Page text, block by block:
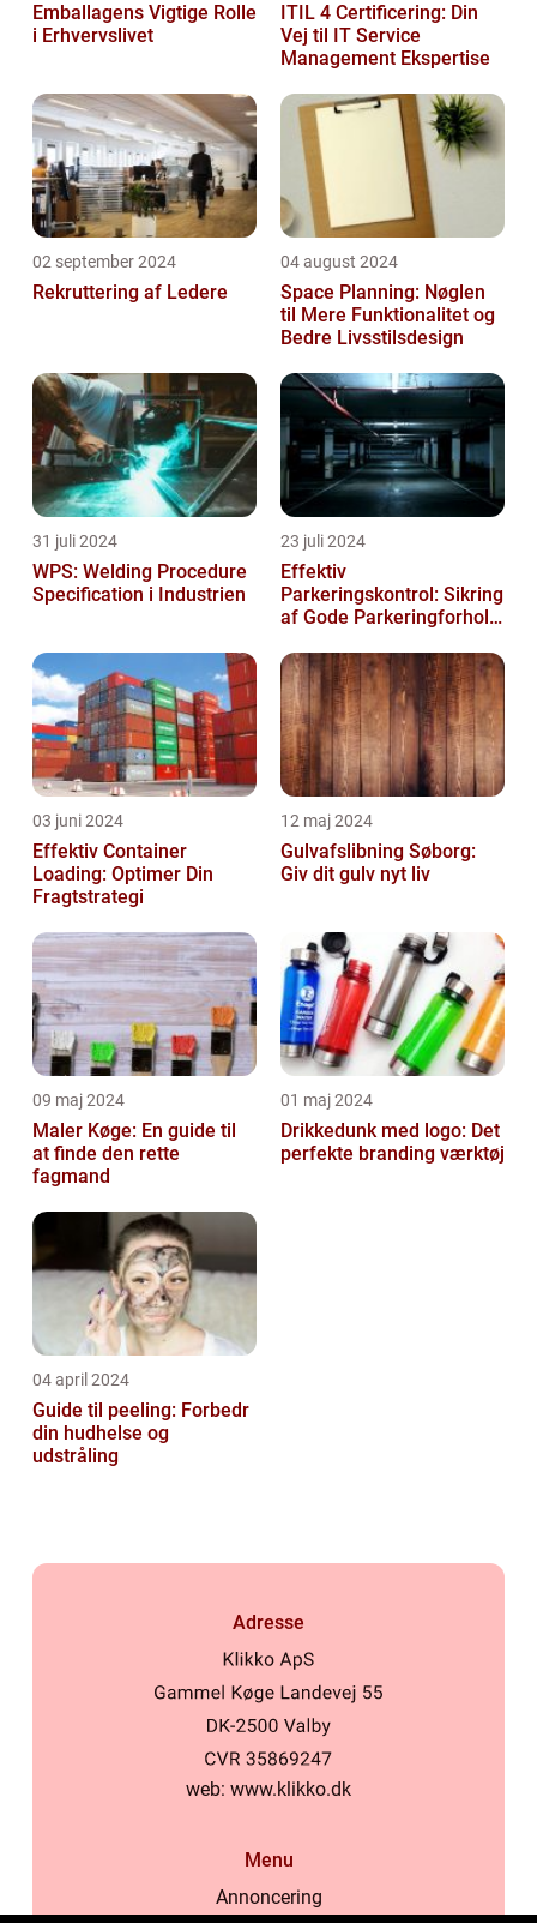
Emballagens Vigtige Rolle
i Erhvervslivet
ITIL 4 Certificering: Din
Vej til IT Service
Management Ekspertise
02 september 2024
Rekruttering af Ledere
04 august 2024
Space Planning: Nøglen
til Mere Funktionalitet og
Bedre Livsstilsdesign
31 juli 2024
WPS: Welding Procedure
Specification i Industrien
23 juli 2024
Effektiv
Parkeringskontrol: Sikring
af Gode Parkeringforhold
03 juni 2024
Effektiv Container
Loading: Optimer Din
Fragtstrategi
12 maj 2024
Gulvafslibning Søborg:
Giv dit gulv nyt liv
09 maj 2024
Maler Køge: En guide til
at finde den rette
fagmand
01 maj 2024
Drikkedunk med logo: Det
perfekte branding værktøj
04 april 2024
Guide til peeling: Forbedr
din hudhelse og
udstråling
Adresse
web: www.klikko.dk
Menu
Annoncering